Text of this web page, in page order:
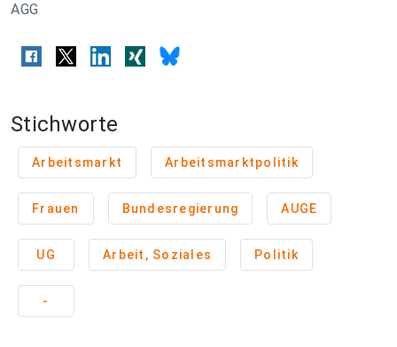
AGG
Stichworte
Arbeitsmarkt Arbeitsmarktpolitik
Frauen Bundesregierung AUGE
UG Arbeit, Soziales Politik
-